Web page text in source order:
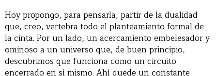
Hoy propongo, para pensarla, partir de la dualidad
que, creo, vertebra todo el planteamiento formal de
la cinta. Por un lado, un acercamiento embelesador y
ominoso a un universo que, de buen principio,
descubrimos que funciona como un circuito
encerrado en sí mismo. Ahí quede un constante